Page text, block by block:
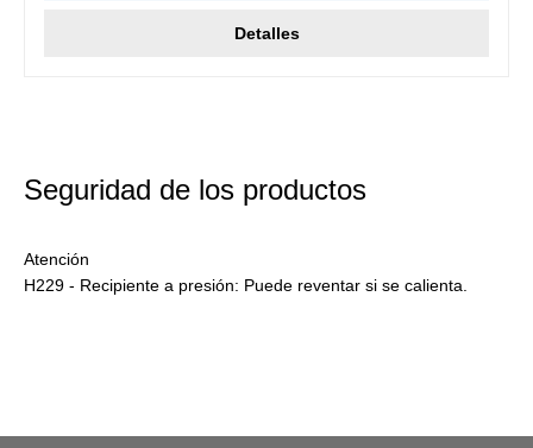
Detalles
Seguridad de los productos
Atención
H229 - Recipiente a presión: Puede reventar si se calienta.